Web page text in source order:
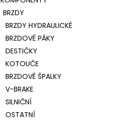
BRZDY
BRZDY HYDRAULICKÉ
BRZDOVÉ PÁKY
DESTIČKY
KOTOUČE
BRZDOVÉ ŠPALKY
V-BRAKE
SILNIČNÍ
OSTATNÍ